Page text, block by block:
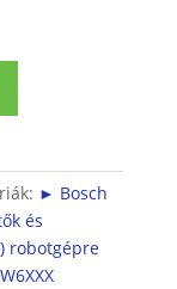
► Bosch
és
robotgépre